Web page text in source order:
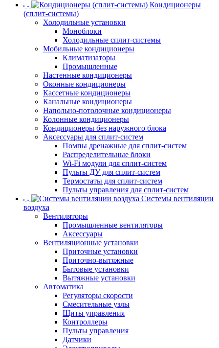
Кондиционеры
(сплит-системы)
Холодильные установки
Моноблоки
Холодильные сплит-системы
Мобильные кондиционеры
Климатизаторы
Промышленные
Настенные кондиционеры
Оконные кондиционеры
Кассетные кондиционеры
Канальные кондиционеры
Напольно-потолочные кондиционеры
Колонные кондиционеры
Кондиционеры без наружного блока
Аксессуары для сплит-систем
Помпы дренажные для сплит-систем
Распределительные блоки
Wi-Fi модули для сплит-систем
Пульты ДУ для сплит-систем
Термостаты для сплит-систем
Пульты управления для сплит-систем
Системы вентиляции
воздуха
Вентиляторы
Промышленные вентиляторы
Аксессуары
Вентиляционные установки
Приточные установки
Приточно-вытяжные
Бытовые установки
Вытяжные установки
Автоматика
Регуляторы скорости
Смесительные узлы
Щиты управления
Контроллеры
Пульты управления
Датчики